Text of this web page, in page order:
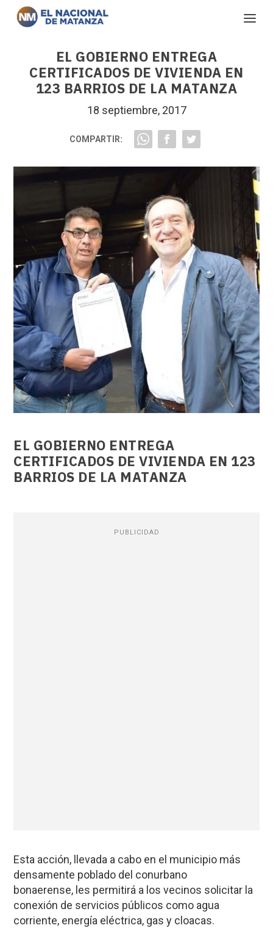
EL GOBIERNO ENTREGA
CERTIFICADOS DE VIVIENDA EN
123 BARRIOS DE LA MATANZA
18 septiembre, 2017
COMPARTIR:
EL GOBIERNO ENTREGA
CERTIFICADOS DE VIVIENDA EN 123
BARRIOS DE LA MATANZA
PUBLICIDAD
Esta acción, llevada a cabo en el municipio más
densamente poblado del conurbano
bonaerense, les permitirá a los vecinos solicitar la
conexión de servicios públicos como agua
corriente, energía eléctrica, gas y cloacas.